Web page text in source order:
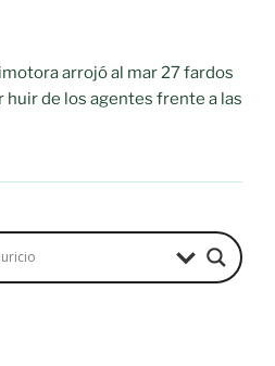
arrojó al mar 27 fardos
huir de los agentes frente a las